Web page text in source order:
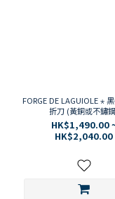
FORGE DE LAGUIOLE ⋆
折刀 (黃銅或不鏽
HK$1,490.00
HK$2,040.00